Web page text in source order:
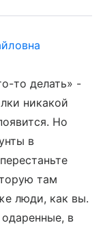
то делать» -
никакой
Но
в
там
люди, как вы.
в